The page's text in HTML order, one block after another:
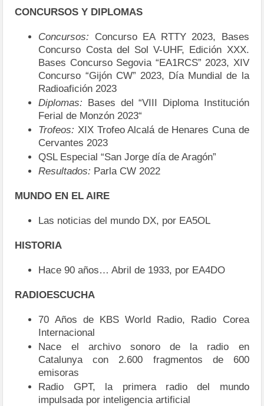
CONCURSOS Y DIPLOMAS
Concursos: Concurso EA RTTY 2023, Bases
Concurso Costa del Sol V-UHF, Edición XXX.
Bases Concurso Segovia “EA1RCS” 2023, XIV
Concurso “Gijón CW” 2023, Día Mundial de la
Radioafición 2023
Diplomas: Bases del “VIII Diploma Institución
Ferial de Monzón 2023“
Trofeos: XIX Trofeo Alcalá de Henares Cuna de
Cervantes 2023
QSL Especial “San Jorge día de Aragón”
Resultados: Parla CW 2022
MUNDO EN EL AIRE
Las noticias del mundo DX, por EA5OL
HISTORIA
Hace 90 años… Abril de 1933, por EA4DO
RADIOESCUCHA
70 Años de KBS World Radio, Radio Corea
Internacional
Nace el archivo sonoro de la radio en
Catalunya con 2.600 fragmentos de 600
emisoras
Radio GPT, la primera radio del mundo
impulsada por inteligencia artificial